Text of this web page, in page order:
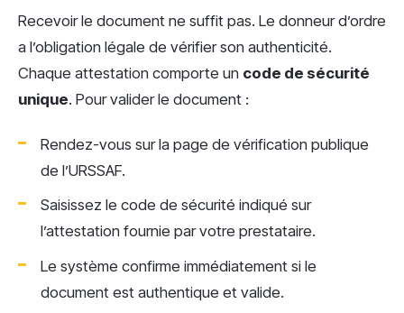
Recevoir le document ne suffit pas. Le donneur d’ordre
a l’obligation légale de vérifier son authenticité.
Chaque attestation comporte un code de sécurité
unique. Pour valider le document :
Rendez-vous sur la page de vérification publique
de l’URSSAF.
Saisissez le code de sécurité indiqué sur
l’attestation fournie par votre prestataire.
Le système confirme immédiatement si le
document est authentique et valide.